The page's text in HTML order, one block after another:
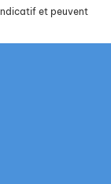
et peuvent